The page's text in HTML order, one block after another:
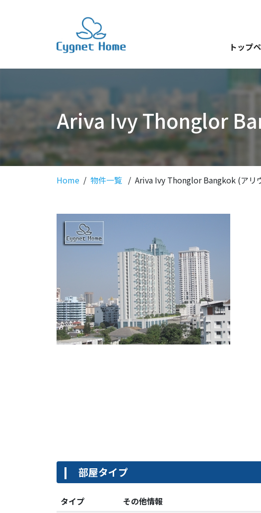
トップ
Ariva Ivy Thonglor
Home 物件一覧 Ariva Ivy Thonglor Bangkok (アリ
部屋タイプ
タイプ
その他情報